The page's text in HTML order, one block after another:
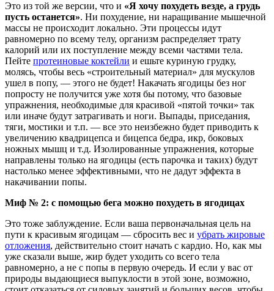
Это из той же версии, что и «Я хочу похудеть везде, а грудь
пусть останется». Ни похудение, ни наращивание мышечной
массы не происходит локально. Эти процессы идут
равномерно по всему телу, организм распределяет трату
калорий или их поступление между всеми частями тела.
Пейте протеиновые коктейли и ешьте куриную грудку,
молясь, чтобы весь «строительный материал» для мускулов
ушел в попу, — этого не будет! Накачать ягодицы без ног
попросту не получится уже хотя бы потому, что базовые
упражнения, необходимые для красивой «пятой точки» так
или иначе будут затрагивать и ноги. Выпады, приседания,
тяги, мостики и т.п. — все это неизбежно будет приводить к
увеличению квадрицепса и бицепса бедра, икр, боковых
ножных мышц и т.д. Изолированные упражнения, которые
направлены только на ягодицы (есть парочка и таких) будут
настолько менее эффективными, что не дадут эффекта в
накачивании попы.
Миф № 2: с помощью бега можно похудеть в ягодицах
Это тоже заблуждение. Если ваша первоначальная цель на
пути к красивым ягодицам — сбросить вес и убрать жировые
отложения, действительно стоит начать с кардио. Но, как мы
уже сказали выше, жир будет уходить со всего тела
равномерно, а не с попы в первую очередь. И если у вас от
природы выдающиеся выпуклости в этой зоне, возможно,